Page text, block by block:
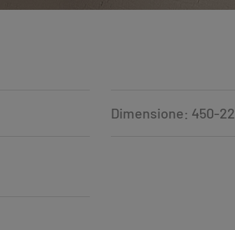
Dimensione: 450-